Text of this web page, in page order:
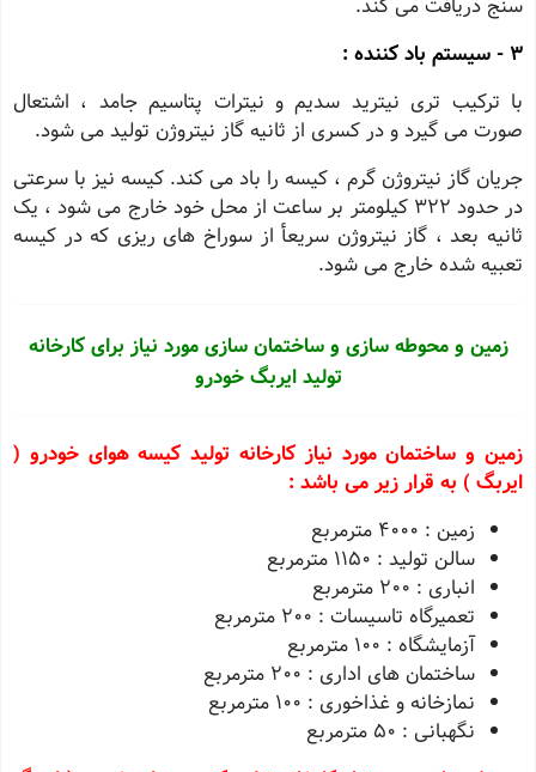
سنج دریافت می کند.
3 - سیستم باد کننده :
با ترکیب تری نیترید سدیم و نیترات پتاسیم جامد ، اشتعال
صورت می گیرد و در کسری از ثانیه گاز نیتروژن تولید می شود.
جریان گاز نیتروژن گرم ، کیسه را باد می کند. کیسه نیز با سرعتی
در حدود 322 کیلومتر بر ساعت از محل خود خارج می شود ، یک
ثانیه بعد ، گاز نیتروژن سريعأ از سوراخ های ریزی که در کیسه
تعبیه شده خارج می شود.
زمین و محوطه سازی و ساختمان سازی مورد نیاز برای کارخانه
تولید ایربگ خودرو
زمین و ساختمان مورد نیاز کارخانه تولید کیسه هوای خودرو (
ایربگ ) به قرار زیر می باشد :
زمین : 4000 مترمربع
سالن تولید : 1150 مترمربع
انباری : 200 مترمربع
تعمیرگاه تاسیسات : 200 مترمربع
آزمایشگاه : 100 مترمربع
ساختمان های اداری : 200 مترمربع
نمازخانه و غذاخوری : 100 مترمربع
نگهبانی : 50 مترمربع